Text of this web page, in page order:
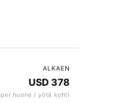
ALKAEN
USD 378
per huone / yötä kohti